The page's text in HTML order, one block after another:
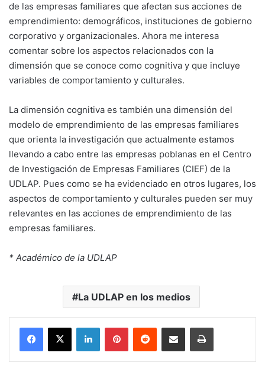
de las empresas familiares que afectan sus acciones de
emprendimiento: demográficos, instituciones de gobierno
corporativo y organizacionales. Ahora me interesa
comentar sobre los aspectos relacionados con la
dimensión que se conoce como cognitiva y que incluye
variables de comportamiento y culturales.
La dimensión cognitiva es también una dimensión del
modelo de emprendimiento de las empresas familiares
que orienta la investigación que actualmente estamos
llevando a cabo entre las empresas poblanas en el Centro
de Investigación de Empresas Familiares (CIEF) de la
UDLAP. Pues como se ha evidenciado en otros lugares, los
aspectos de comportamiento y culturales pueden ser muy
relevantes en las acciones de emprendimiento de las
empresas familiares.
* Académico de la UDLAP
La UDLAP en los medios
LinkedInPinterestReddit Share via Email Print